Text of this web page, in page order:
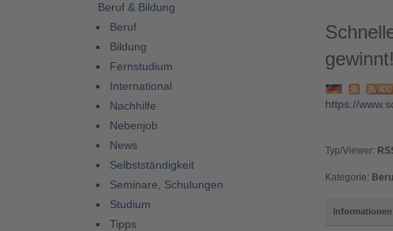
Beruf & Bildung
Beruf
Bildung
Fernstudium
International
Nachhilfe
Nebenjob
News
Selbstständigkeit
Seminare, Schulungen
Studium
Tipps
gewinnt!
https://
Typ/Viewer:
Kategorie: